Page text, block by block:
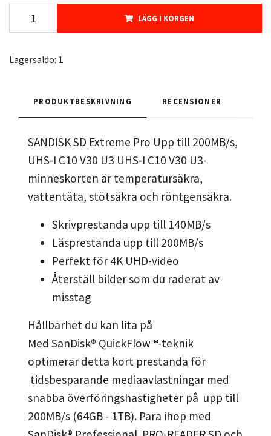
LÄGG I KORGEN
Lagersaldo: 1
PRODUKTBESKRIVNING RECENSIONER
SANDISK SD Extreme Pro Upp till 200MB/s,
UHS-I C10 V30 U3 UHS-I C10 V30 U3-
minneskorten är temperatursäkra,
vattentäta, stötsäkra och röntgensäkra.
Skrivprestanda upp till 140MB/s
Läsprestanda upp till 200MB/s
Perfekt för 4K UHD-video
Återställ bilder som du raderat av
misstag
Hållbarhet du kan lita på
Med SanDisk® QuickFlow™-teknik
optimerar detta kort prestanda för
tidsbesparande mediaavlastningar med
snabba överföringshastigheter på upp till
200MB/s (64GB - 1TB). Para ihop med